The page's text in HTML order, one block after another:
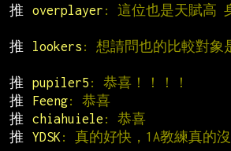
推
overplayer : 這位也是天賦高
推
lookers : 想請問也的比較對象
推
pupiler5 : 恭喜！！！！
推
Feeng: 恭喜
推
chiahuiele : 恭喜
推
YDSK : 真的好快，1A教練真的